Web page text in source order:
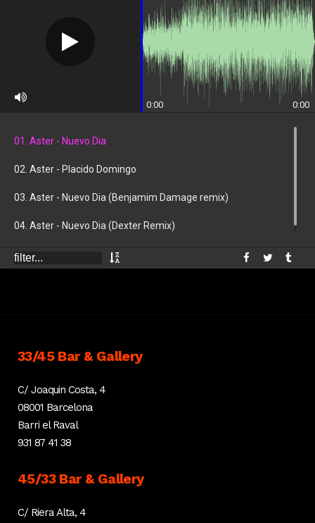
0:00
0:00
01. Aster - Nuevo Dia
02. Aster - Placido Domingo
03. Aster - Nuevo Dia (Benjamim Damage remix)
04. Aster - Nuevo Dia (Dexter Remix)
33/45 Bar & Gallery
C/ Joaquin Costa, 4
08001 Barcelona
Barri el Raval
931 87 41 38
45/33 Bar & Gallery
C/ Riera Alta, 4